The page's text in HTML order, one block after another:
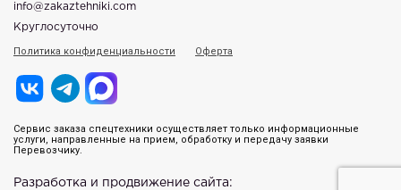
info@zakaztehniki.com
Круглосуточно
Политика конфиденциальности Оферта
Сервис заказа спецтехники осуществляет только информационные
услуги, направленные на прием, обработку и передачу заявки
Перевозчику.
Разработка и продвижение сайта: